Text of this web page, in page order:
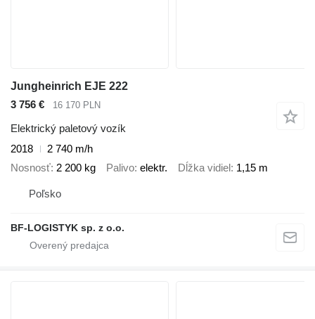
Jungheinrich EJE 222
3 756 €
16 170 PLN
Elektrický paletový vozík
2018
2 740 m/h
Nosnosť 2 200 kg Palivo elektr. Dĺžka vidiel 1,15 m
Poľsko
BF-LOGISTYK sp. z o.o.